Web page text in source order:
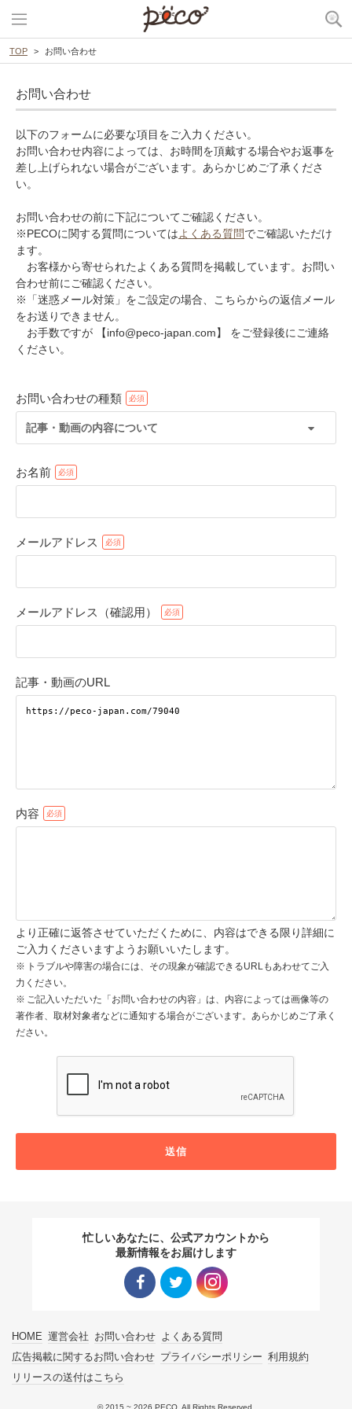
TOP お問い合わせ
お問い合わせ
以下のフォームに必要な項目をご入力ください。
お問い合わせ内容によっては、お時間を頂戴する場合やお返事を
差し上げられない場合がございます。あらかじめご了承くださ
い。
お問い合わせの前に下記についてご確認ください。
※PECOに関する質問についてはよくある質問でご確認いただけ
ます。
お客様から寄せられたよくある質問を掲載しています。お問い
合わせ前にご確認ください。
※「迷惑メール対策」をご設定の場合、こちらからの返信メール
をお送りできません。
お手数ですが 【info@peco-japan.com】 をご登録後にご連絡
ください。
お問い合わせの種類
記事・動画の内容について
お名前
メールアドレス
メールアドレス（確認用）
記事・動画のURL
内容
より正確に返答させていただくために、内容はできる限り詳細に
ご入力くださいますようお願いいたします。
トラブルや障害の場合には、その現象が確認できるURLもあわせてご入
力ください。
ご記入いただいた「お問い合わせの内容」は、内容によっては画像等の
著作者、取材対象者などに通知する場合がございます。あらかじめご了承く
ださい。
送信
忙しいあなたに、公式アカウントから
最新情報をお届けします
HOME 運営会社 お問い合わせ よくある質問
広告掲載に関するお問い合わせ プライバシーポリシー 利用規約
リリースの送付はこちら
© 2015 ~ 2026 PECO. All Rights Reserved.
アプリで開く